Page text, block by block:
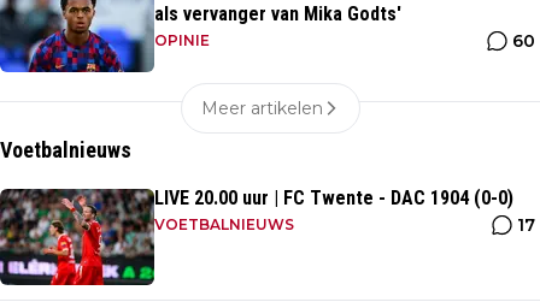
als vervanger van Mika Godts'
OPINIE 60
Meer artikelen
Voetbalnieuws
LIVE 20.00 uur | FC Twente - DAC 1904 (0-0)
VOETBALNIEUWS 17